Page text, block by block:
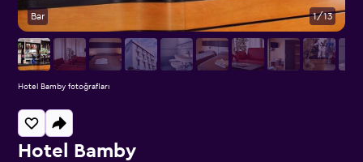
Hotel Bamby
Bar 1/13
Hotel Bamby fotoğrafları